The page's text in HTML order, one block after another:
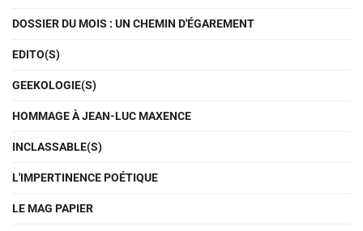
DOSSIER DU MOIS : UN CHEMIN D'ÉGAREMENT
EDITO(S)
GEEKOLOGIE(S)
HOMMAGE À JEAN-LUC MAXENCE
INCLASSABLE(S)
L'IMPERTINENCE POÉTIQUE
LE MAG PAPIER